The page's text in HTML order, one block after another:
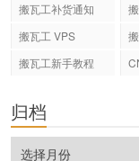
搬瓦工补货通知
搬瓦工 VPS
搬瓦工新手教程
归档